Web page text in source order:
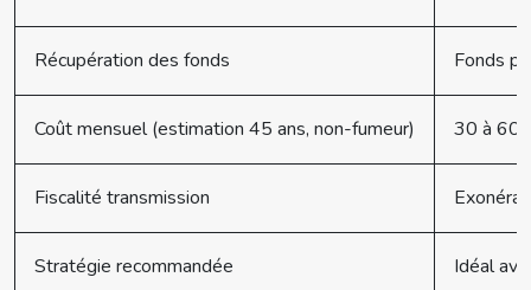
Récupération des fonds Fonds
Coût mensuel (estimation 45 ans, non-fumeur) 30 à
Fiscalité transmission
Stratégie recommandée Idéal